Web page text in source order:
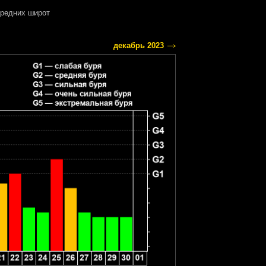
широт
декабрь 2023